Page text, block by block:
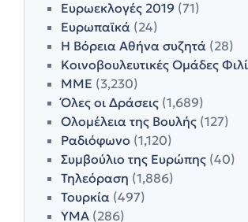
Ευρωεκλογές 2019 (71)
Ευρωπαϊκά (24)
Η Βόρεια Αθήνα συζητά (28)
Κοινοβουλευτικές Ομάδες
ΜΜΕ (3,230)
Όλες οι Δράσεις (1,689)
Ολομέλεια της Βουλής (127)
Ραδιόφωνο (1,120)
Συμβούλιο της Ευρώπης (40)
Τηλεόραση (1,886)
Τουρκία (497)
ΥΜΑ (286)